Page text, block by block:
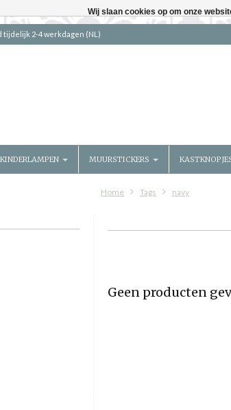
tijdelijk 2-4 werkdagen (NL)
KINDERLAMPEN MUURSTICKERS
Home Tags navy
Geen producten
Wij slaan cookies op om onze